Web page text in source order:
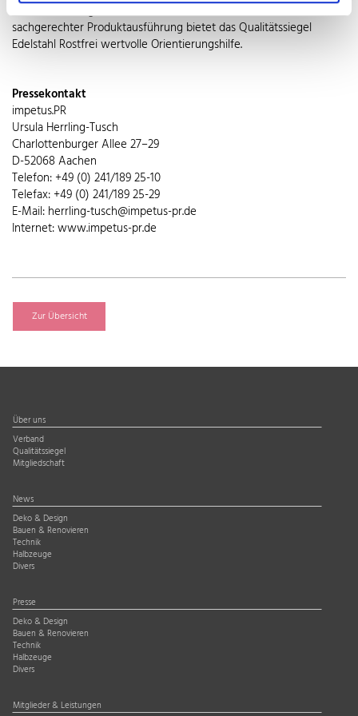
nahezu wartungsfrei. Bei der Suche nach Anbietern und
sachgerechter Produktausführung bietet das Qualitätssiegel
Edelstahl Rostfrei wertvolle Orientierungshilfe.
Pressekontakt
impetus.PR
Ursula Herrling-Tusch
Charlottenburger Allee 27–29
D-52068 Aachen
Telefon: +49 (0) 241/189 25-10
Telefax: +49 (0) 241/189 25-29
E-Mail: herrling-tusch@impetus-pr.de
Internet: www.impetus-pr.de
Zur Übersicht
Über uns
Verband
Qualitätssiegel
Mitgliedschaft
News
Deko & Design
Bauen & Renovieren
Technik
Halbzeuge
Divers
Presse
Deko & Design
Bauen & Renovieren
Technik
Halbzeuge
Divers
Mitglieder & Leistungen